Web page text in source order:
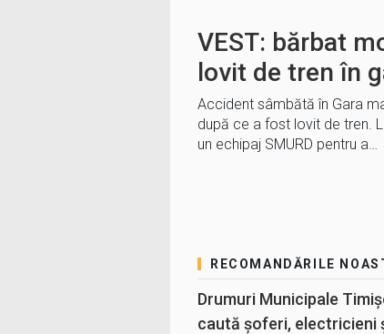
VEST: bărbat
lovit de tren în
Accident sâmbătă în Gara
după ce a fost lovit de tren.
un echipaj SMURD pentru a…
RECOMANDĂRILE
Drumuri Municipale
caută șoferi, electricieni